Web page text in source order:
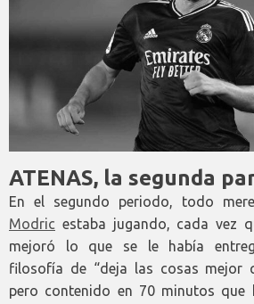
ATENAS, la segunda
En el segundo periodo, todo
Modric estaba jugando, cada vez
mejoró lo que se le había
filosofía de “deja las cosas mejor
pero contenido en 70 minutos que